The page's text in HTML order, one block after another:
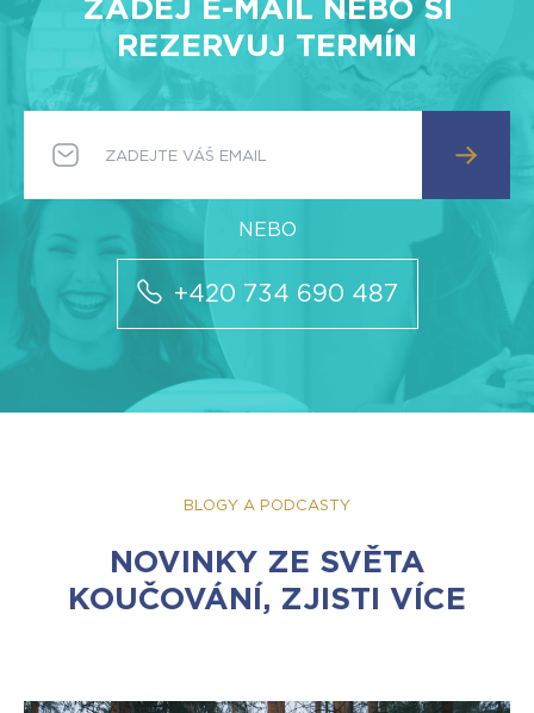
ZADEJ E-MAIL NEBO SI
REZERVUJ TERMÍN
+420 734 690 487
BLOGY A PODCASTY
NOVINKY ZE SVĚTA
KOUČOVÁNÍ, ZJISTI VÍCE